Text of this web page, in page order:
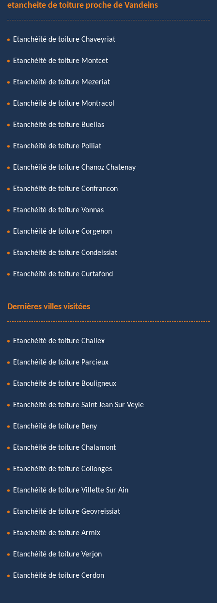
etancheite de toiture proche de Vandeins
Etanchéité de toiture Chaveyriat
Etanchéité de toiture Montcet
Etanchéité de toiture Mezeriat
Etanchéité de toiture Montracol
Etanchéité de toiture Buellas
Etanchéité de toiture Polliat
Etanchéité de toiture Chanoz Chatenay
Etanchéité de toiture Confrancon
Etanchéité de toiture Vonnas
Etanchéité de toiture Corgenon
Etanchéité de toiture Condeissiat
Etanchéité de toiture Curtafond
Dernières villes visitées
Etanchéité de toiture Challex
Etanchéité de toiture Parcieux
Etanchéité de toiture Bouligneux
Etanchéité de toiture Saint Jean Sur Veyle
Etanchéité de toiture Beny
Etanchéité de toiture Chalamont
Etanchéité de toiture Collonges
Etanchéité de toiture Villette Sur Ain
Etanchéité de toiture Geovreissiat
Etanchéité de toiture Armix
Etanchéité de toiture Verjon
Etanchéité de toiture Cerdon